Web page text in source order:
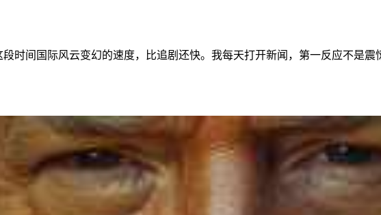
时间国际风云变幻的速度，比追剧还快。我每天打开新闻，第一反应不是